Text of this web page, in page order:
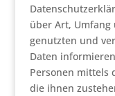
über Art, Umfang
genutzten und
Daten
Personen mittels
die ihnen